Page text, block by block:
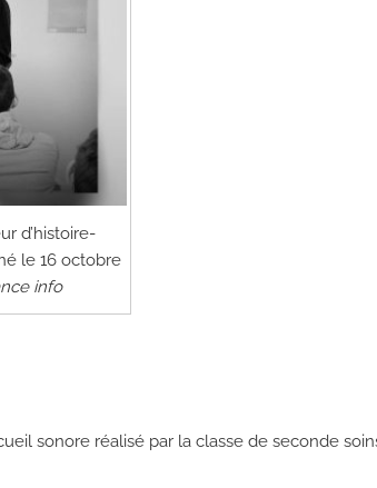
d’histoire-
le 16 octobre
info
sonore réalisé par la classe de seconde